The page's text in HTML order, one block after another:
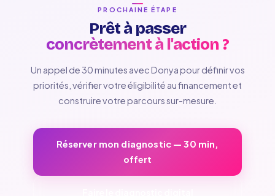
PROCHAINE ÉTAPE
Prêt à passer
concrètement à l'action ?
Un appel de 30 minutes avec Donya pour définir vos
priorités, vérifier votre éligibilité au financement et
construire votre parcours sur-mesure.
Réserver mon diagnostic — 30 min,
offert